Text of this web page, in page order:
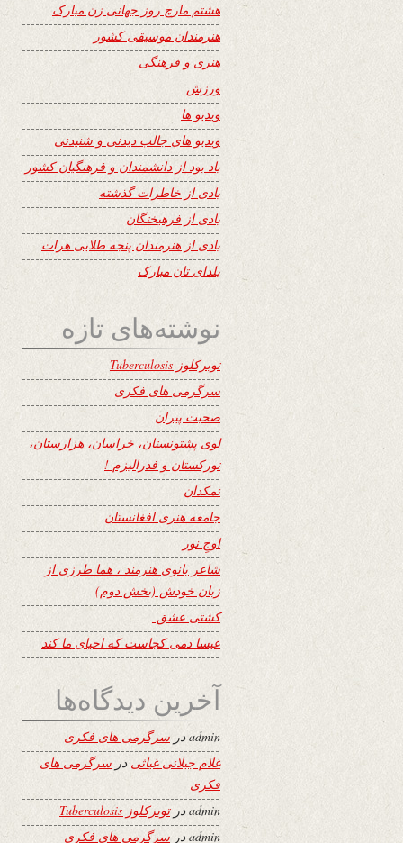
هشتم مارچ روز جهانی زن مبارک
هنرمندان موسیقی کشور
هنری و فرهنگی
ورزش
ویدیو ها
ویدیو های جالب دیدنی و شنیدنی
یاد بود از دانشمندان و فرهنگیان کشور
یادی از خاطرات گذشته
یادی از فرهیختگان
یادی از هنرمندان پنجه طلایی هرات
یلدای تان مبارک
نوشته‌های تازه
توبرکلوز Tuberculosis
سرگرمی های فکری
صحبت پیران
لوی پشتونستان، خراسان، هزارستان،
تورکستان و فدرالیزم !
نمکدان
جامعه هنری افغانستان
اوجِ نور
شاعر بانوی هنرمند ، هما طرزی از
زبان خودش (بخش دوم)
کشتی عشق
عیسا دمی کجاست که احیای ما کند
آخرین دیدگاه‌ها
adminدر سرگرمی های فکری
غلام جیلانی غیاثی در سرگرمی های
فکری
adminدرتوبرکلوز Tuberculosis
adminدر سرگرمی های فکری